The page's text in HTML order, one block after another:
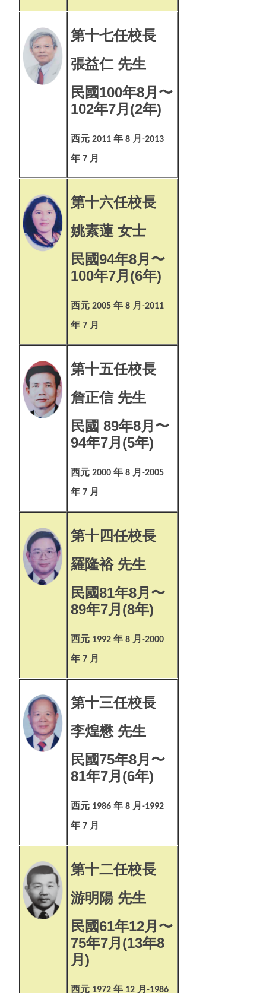
第十七任校長
張益仁 先生
民國100年8月〜
102年7月(2年)
西元 2011 年 8 月 -2013
年 7 月
第十六任校長
姚素蓮 女士
民國94年8月〜
100年7月(6年)
西元 2005 年 8 月 -2011
年 7 月
第十五任校長
詹正信 先生
民國 89年8月〜
94年7月(5年)
西元 2000 年 8 月 -2005
年 7 月
第十四任校長
羅隆裕 先生
民國81年8月〜
89年7月(8年)
西元 1992 年 8 月 -2000
年 7 月
第十三任校長
李煌懋 先生
民國75年8月〜
81年7月(6年)
西元 1986 年 8 月 -1992
年 7 月
第十二任校長
游明陽 先生
民國61年12月〜
75年7月(13年8
月)
西元 1972 年 12 月 -1986